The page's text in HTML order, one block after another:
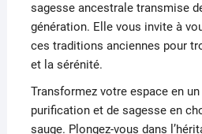
sagesse ancestrale transmise
génération. Elle vous invite à
ces traditions anciennes pour
et la sérénité.
Transformez votre espace en
purification et de sagesse en
sauge. Plongez-vous dans